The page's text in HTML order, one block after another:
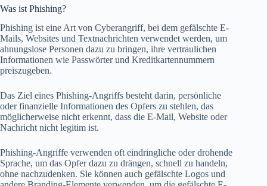
Was ist Phishing?
Phishing ist eine Art von Cyberangriff, bei dem gefälschte E-
Mails, Websites und Textnachrichten verwendet werden, um
ahnungslose Personen dazu zu bringen, ihre vertraulichen
Informationen wie Passwörter und Kreditkartennummern
preiszugeben.
Das Ziel eines Phishing-Angriffs besteht darin, persönliche
oder finanzielle Informationen des Opfers zu stehlen, das
möglicherweise nicht erkennt, dass die E-Mail, Website oder
Nachricht nicht legitim ist.
Phishing-Angriffe verwenden oft eindringliche oder drohende
Sprache, um das Opfer dazu zu drängen, schnell zu handeln,
ohne nachzudenken. Sie können auch gefälschte Logos und